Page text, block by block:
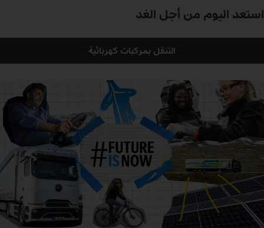
استعداليوممنأجلالغد
التنقل بمركبات كهربائية